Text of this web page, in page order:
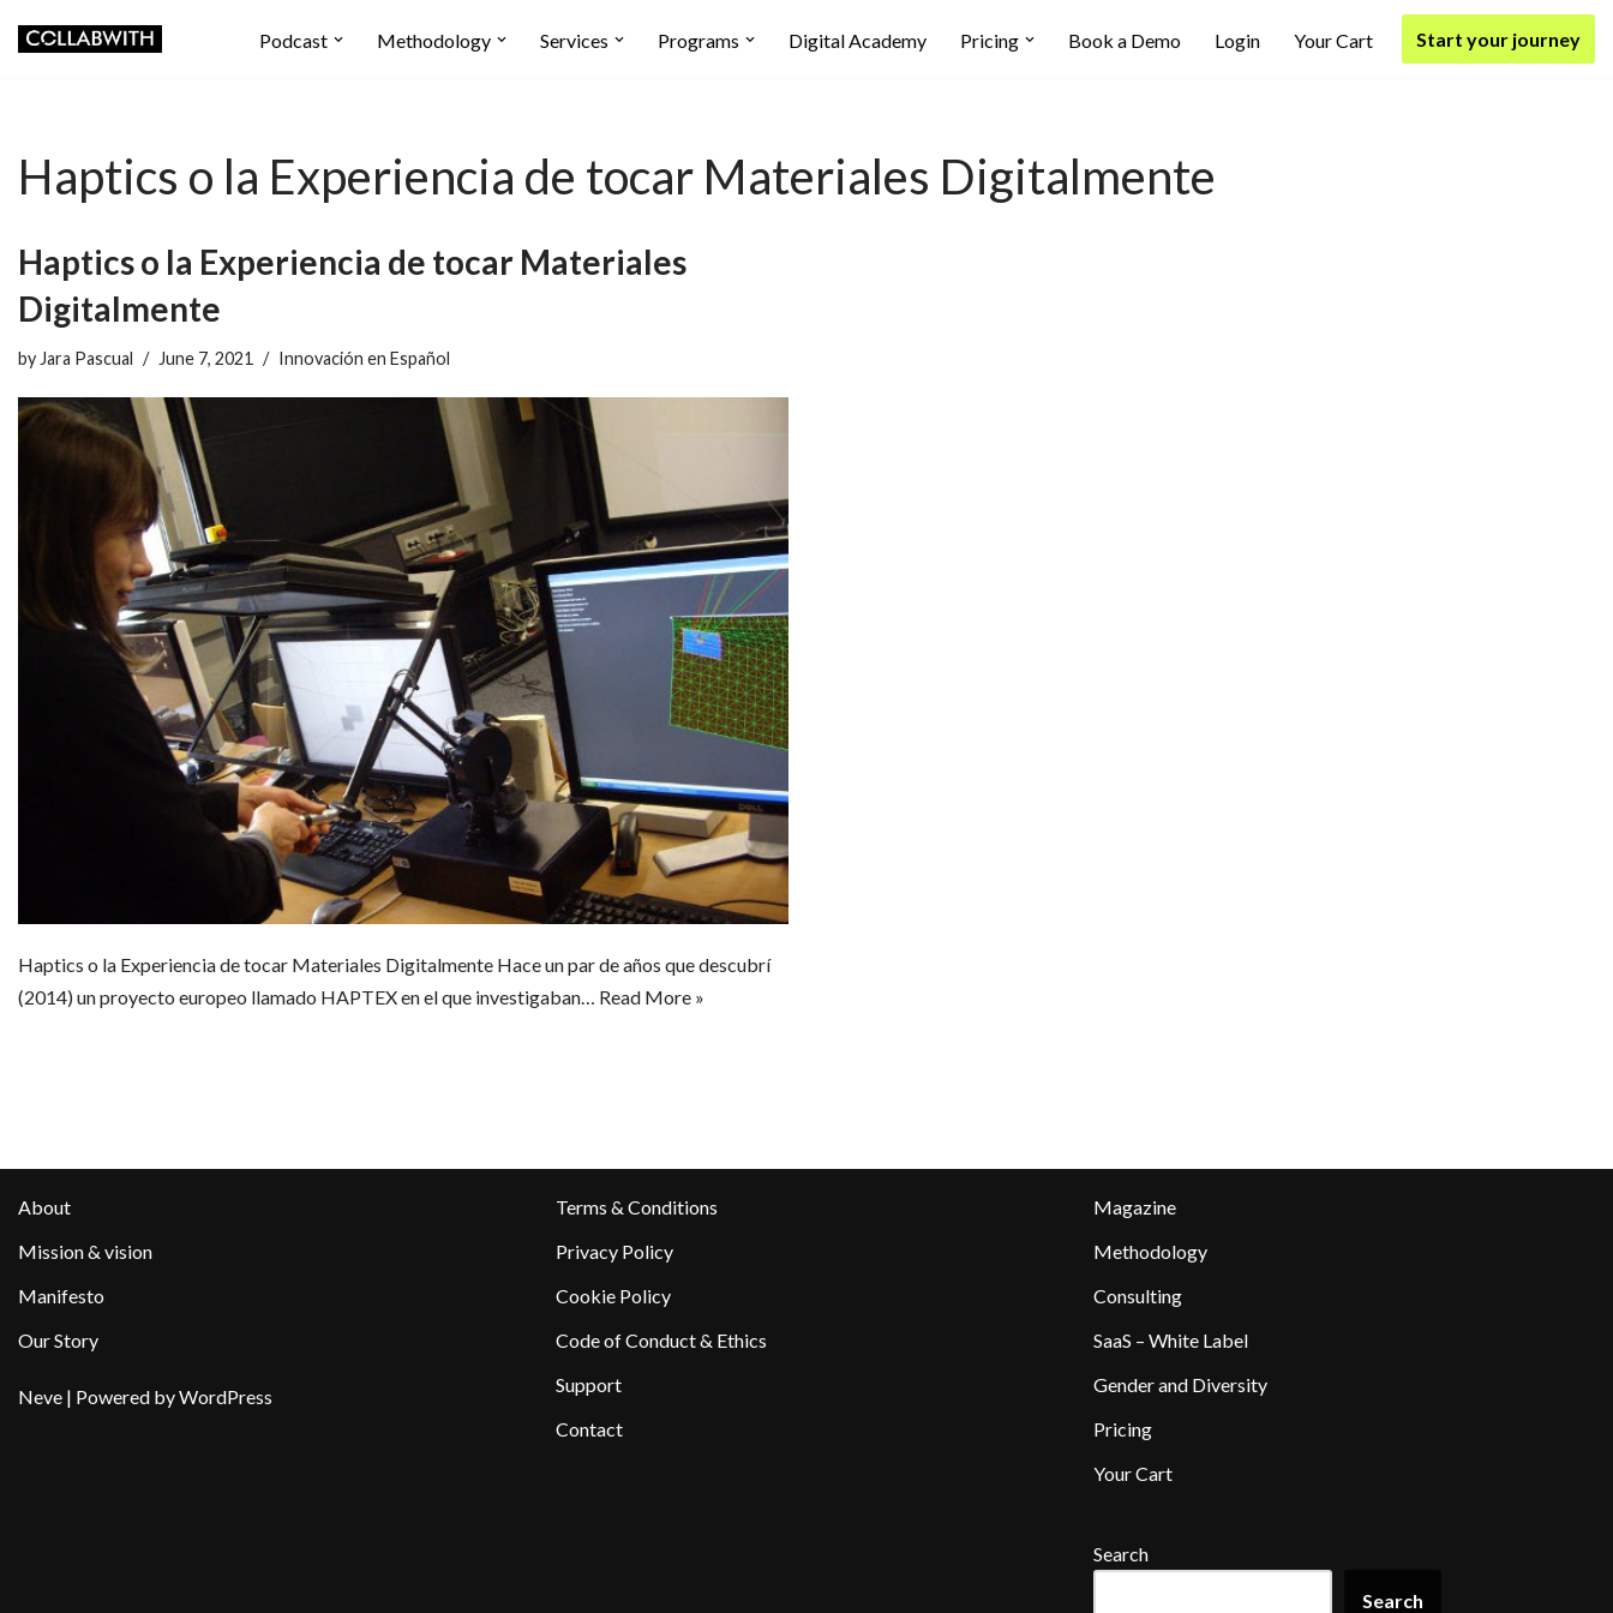
Podcast Methodology Services Programs Digital Academy Pricing Book a Demo Login Your Cart Start your journey
Haptics o la Experiencia de tocar Materiales Digitalmente
Haptics o la Experiencia de tocar Materiales
Digitalmente
by Jara Pascual June 7, 2021 Innovación en Español
Haptics o la Experiencia de tocar Materiales Digitalmente Hace un par de años que descubrí
(2014) un proyecto europeo llamado HAPTEX en el que investigaban… Read More »
About
Mission & vision
Manifesto
Our Story
Neve | Powered byWordPress
Terms & Conditions
Privacy Policy
Cookie Policy
Code of Conduct & Ethics
Support
Contact
Magazine
Methodology
Consulting
SaaS – White Label
Gender and Diversity
Pricing
Your Cart
Search
Search